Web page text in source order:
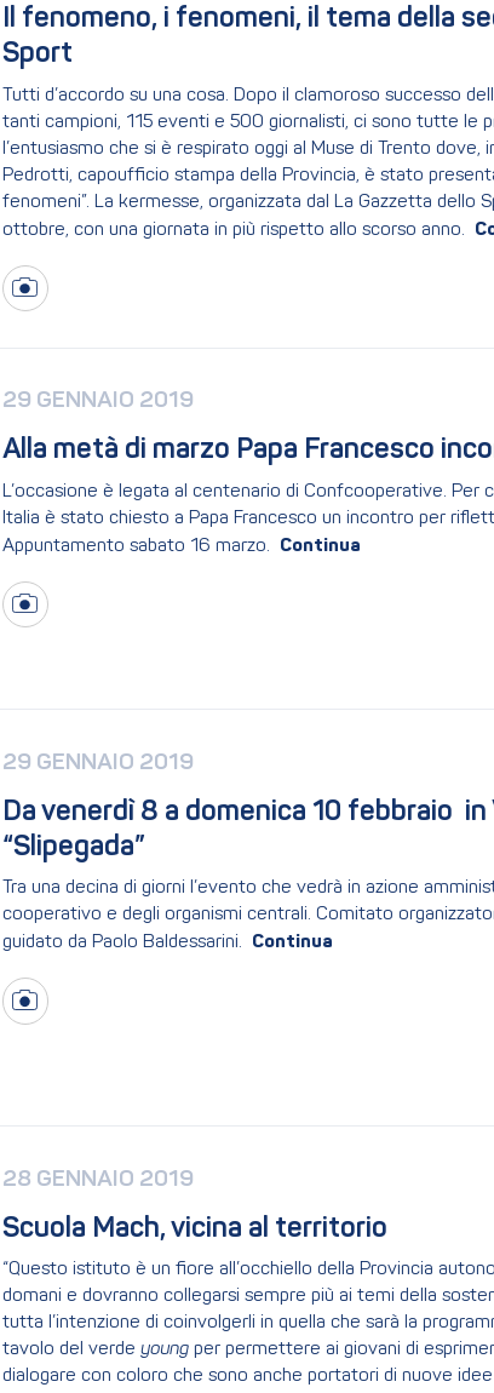
Il fenomeno, i fenomeni, il tema della
Sport
Tutti d’accordo su una cosa. Dopo il clamoroso successo
tanti campioni, 115 eventi e 500 giornalisti, ci sono tutte le
l’entusiasmo che si è respirato oggi al Muse di Trento
Pedrotti, capoufficio stampa della Provincia, è stato
fenomeni”. La kermesse, organizzata dal La Gazzetta dello
ottobre, con una giornata in più rispetto allo scorso anno.
29 GENNAIO 2019
Alla metà di marzo Papa Francesco
L’occasione è legata al centenario di Confcooperative. Per
Italia è stato chiesto a Papa Francesco un incontro per
Appuntamento sabato 16 marzo.
29 GENNAIO 2019
Da venerdì 8 a domenica 10 febbraio
“Slipegada”
Tra una decina di giorni l’evento che vedrà in azione
cooperativo e degli organismi centrali. Comitato
guidato da Paolo Baldessarini.
28 GENNAIO 2019
Scuola Mach, vicina al territorio
“Questo istituto è un fiore all’occhiello della Provincia
domani e dovranno collegarsi sempre più ai temi della
tutta l’intenzione di coinvolgerli in quella che sarà la
tavolo del verde youngper permettere ai giovani di
dialogare con coloro che sono anche portatori di nuove